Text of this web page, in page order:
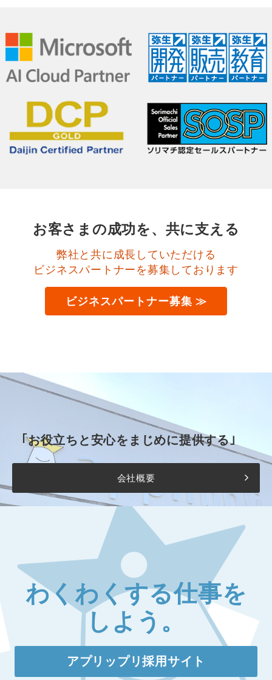
お客さまの成功を、共に支える
弊社と共に成長していただける
ビジネスパートナーを募集しております
ビジネスパートナー募集 ≫
｢お役立ちと安心をまじめに提供する｣
会社概要
わくわくする仕事を
しよう。
アプリップリ採用サイト